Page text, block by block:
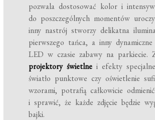
pozwala dostosować kolor i
do poszczególnych momentów
inny nastrój stworzy delikatna
pierwszego tańca, a inny dynamiczne
LED w czasie zabawy na parkiecie.
projektory świetlne i efekty
światło punktowe czy oświetlenie
wzorami, potrafią całkowicie
i sprawić, że każde zdjęcie będzie
bajki.